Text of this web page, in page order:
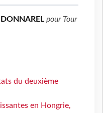
DONNAREL pour Tour
du deuxième
en Hongrie,